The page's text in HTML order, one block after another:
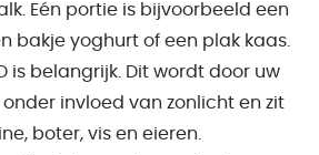
Eén portie is bijvoorbeeld een
bakje yoghurt of een plak kaas.
is belangrijk. Dit wordt door uw
invloed van zonlicht en zit
boter, vis en eieren.